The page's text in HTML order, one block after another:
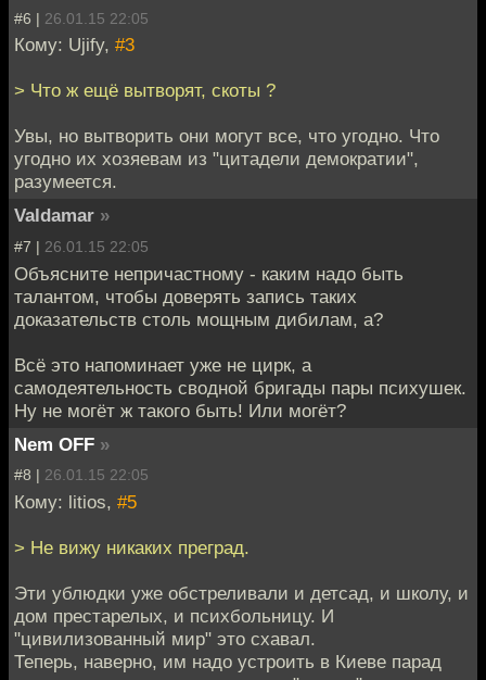
#6 | 26.01.15 22:05
Кому: Ujify, #3
> Что ж ещё вытворят, скоты ?
Увы, но вытворить они могут все, что угодно. Что
угодно их хозяевам из "цитадели демократии",
разумеется.
Valdamar »
#7 | 26.01.15 22:05
Объясните непричастному - каким надо быть
талантом, чтобы доверять запись таких
доказательств столь мощным дибилам, а?
Всё это напоминает уже не цирк, а
самодеятельность сводной бригады пары психушек.
Ну не могёт ж такого быть! Или могёт?
Nem OFF »
#8 | 26.01.15 22:05
Кому: litios, #5
> Не вижу никаких преград.
Эти ублюдки уже обстреливали и детсад, и школу, и
дом престарелых, и психбольницу. И
"цивилизованный мир" это схавал.
Теперь, наверно, им надо устроить в Киеве парад